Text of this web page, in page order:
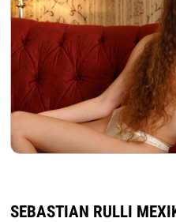
SEBASTIAN RULLI